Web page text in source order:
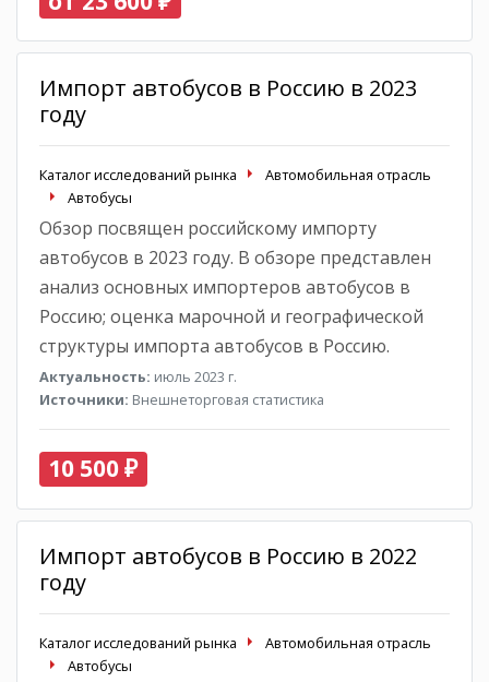
Импорт автобусов в Россию в 2023
году
Каталог исследований рынка
Автомобильная отрасль
Автобусы
Обзор посвящен российскому импорту
автобусов в 2023 году. В обзоре представлен
анализ основных импортеров автобусов в
Россию; оценка марочной и географической
структуры импорта автобусов в Россию.
Актуальность: июль 2023 г.
Источники: Внешнеторговая статистика
10 500 ₽
Импорт автобусов в Россию в 2022
году
Каталог исследований рынка
Автомобильная отрасль
Автобусы